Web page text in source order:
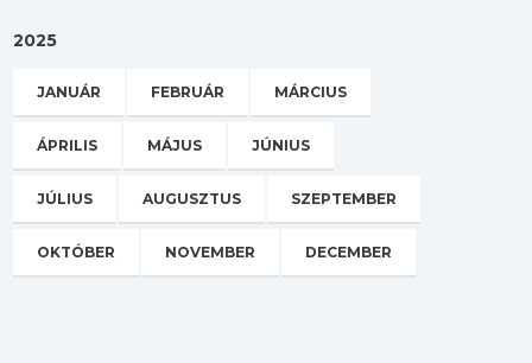
2025
JANUÁR FEBRUÁR MÁRCIUS
ÁPRILIS MÁJUS JÚNIUS
JÚLIUS AUGUSZTUS SZEPTEMBER
OKTÓBER NOVEMBER DECEMBER